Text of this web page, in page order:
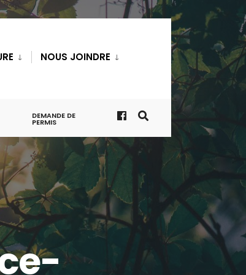
NOUS JOINDRE
DEMANDE DE
PERMIS